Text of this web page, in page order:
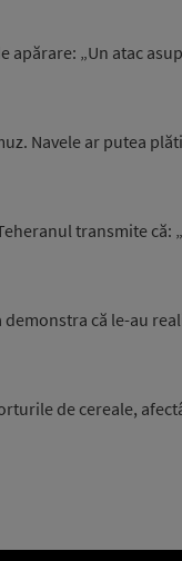
apărare: „Un atac
Navele ar putea
transmite că:
că le-au
de cereale,